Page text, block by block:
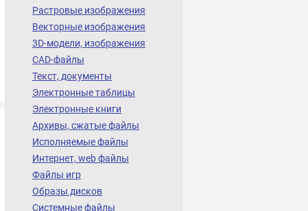
Растровые изображения
Векторные изображения
3D-модели, изображения
CAD-файлы
Текст, документы
Электронные таблицы
Электронные книги
Архивы, сжатые файлы
Исполняемые файлы
Интернет, web файлы
Файлы игр
Образы дисков
Системные файлы